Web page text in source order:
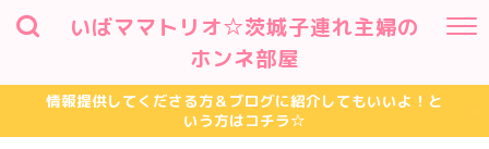
いばママトリオ☆茨城子連れ主婦の
ホンネ部屋
情報提供してくださる方＆ブログに紹介してもいいよ！と
いう方はコチラ☆